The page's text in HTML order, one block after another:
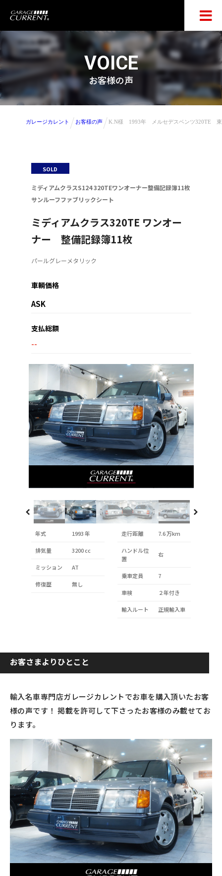
VOICE
お客様の声
ガレージカレント お客様の声 K.N様 1993年 メルセデスベンツ320TE 東
SOLD
ミディアムクラスS124 320TEワンオーナー整備記録簿11枚
サンルーフファブリックシート
ミディアムクラス320TE ワンオー
ナー 整備記録簿11枚
パールグレーメタリック
車輌価格
ASK
支払総額
--
年式 1993 年
排気量 3200 cc
ミッション AT
修復歴 無し
走行距離 7.6 万km
ハンドル位
置
右
乗車定員 7
車検 ２年付き
輸入ルート 正規輸入車
お客さまよりひとこと
輸入名車専門店ガレージカレントでお車を購入頂いたお客
様の声です！ 掲載を許可して下さったお客様のみ載せてお
ります。